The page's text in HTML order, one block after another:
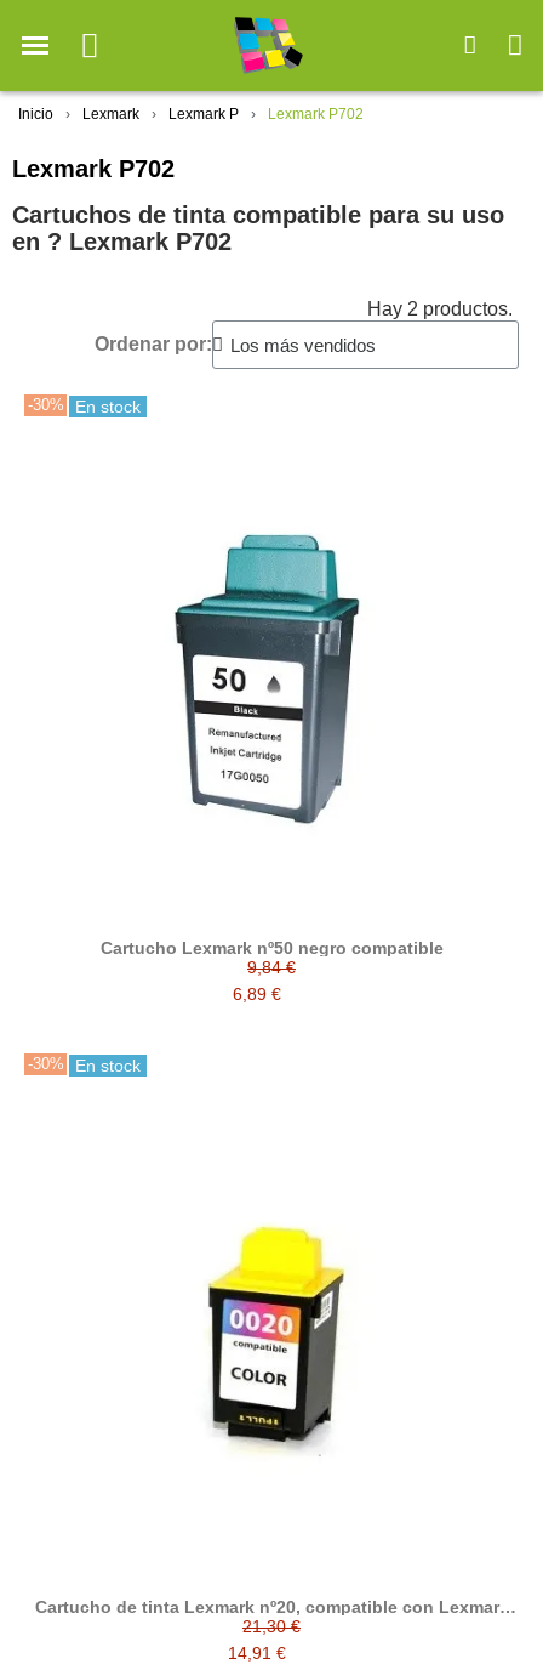
Inicio Lexmark Lexmark P Lexmark P702
Lexmark P702
Cartuchos de tinta compatible para su uso
en ?️ Lexmark P702
Hay 2 productos.
Ordenar por:
-30% En stock
Cartucho Lexmark nº50 negro compatible
9,84 €
6,89 €
-30% En stock
Cartucho de tinta Lexmark nº20, compatible con Lexmark
21,30 €
14,91 €